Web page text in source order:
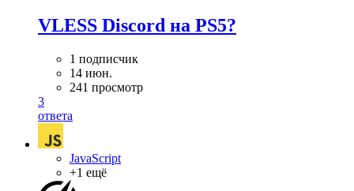
VLESS Discord на PS5?
1 подписчик
14 июн.
241 просмотр
3
ответа
JavaScript
+1 ещё